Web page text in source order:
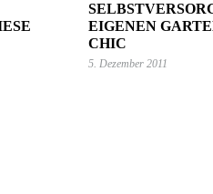
EIGENEN
CHIC
5. Dezember 2011